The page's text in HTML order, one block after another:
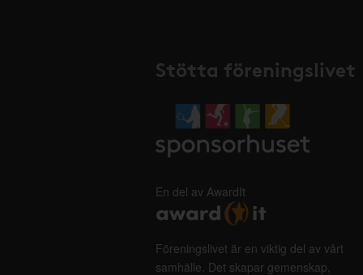
Stötta föreningslivet
En del av AwardIt
Föreningslivet är en viktig del av vårt
samhälle. Det skapar gemenskap,